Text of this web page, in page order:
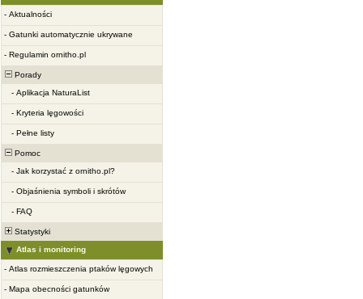
- Aktualności
- Gatunki automatycznie ukrywane
- Regulamin ornitho.pl
Porady
- Aplikacja NaturaList
- Kryteria lęgowości
- Pełne listy
Pomoc
- Jak korzystać z ornitho.pl?
- Objaśnienia symboli i skrótów
- FAQ
Statystyki
Atlas i monitoring
- Atlas rozmieszczenia ptaków lęgowych
- Mapa obecności gatunków